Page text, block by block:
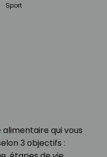
qui vous
3 objectifs :
Sport